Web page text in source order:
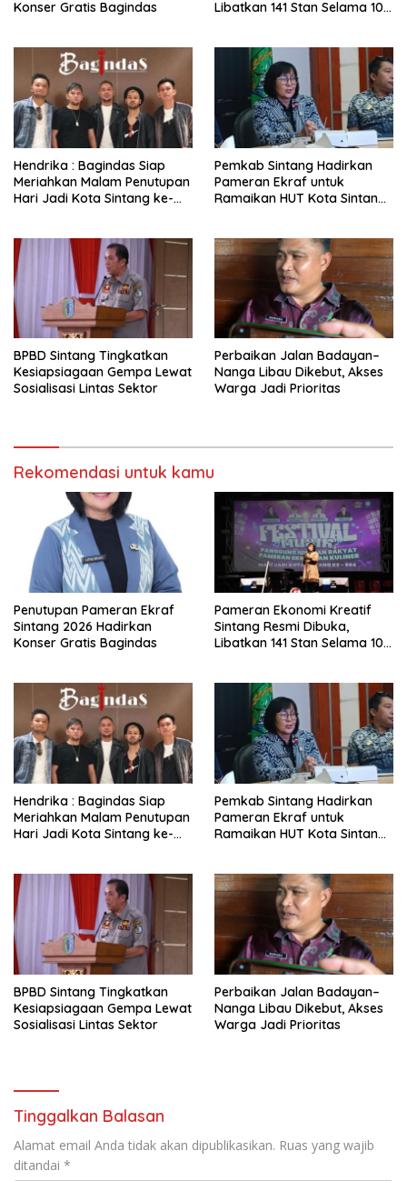
Konser Gratis Bagindas
Libatkan 141 Stan Selama 10
Hendrika : Bagindas Siap
Meriahkan Malam Penutupan
Hari Jadi Kota Sintang ke-
Pemkab Sintang Hadirkan
Pameran Ekraf untuk
Ramaikan HUT Kota Sintang
BPBD Sintang Tingkatkan
Kesiapsiagaan Gempa Lewat
Sosialisasi Lintas Sektor
Perbaikan Jalan Badayan–
Nanga Libau Dikebut, Akses
Warga Jadi Prioritas
Rekomendasi untuk kamu
Penutupan Pameran Ekraf
Sintang 2026 Hadirkan
Konser Gratis Bagindas
Pameran Ekonomi Kreatif
Sintang Resmi Dibuka,
Libatkan 141 Stan Selama 10
Hendrika : Bagindas Siap
Meriahkan Malam Penutupan
Hari Jadi Kota Sintang ke-
Pemkab Sintang Hadirkan
Pameran Ekraf untuk
Ramaikan HUT Kota Sintang
BPBD Sintang Tingkatkan
Kesiapsiagaan Gempa Lewat
Sosialisasi Lintas Sektor
Perbaikan Jalan Badayan–
Nanga Libau Dikebut, Akses
Warga Jadi Prioritas
Tinggalkan Balasan
Alamat email Anda tidak akan dipublikasikan. Ruas yang wajib
ditandai *